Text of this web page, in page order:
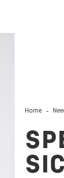
Home